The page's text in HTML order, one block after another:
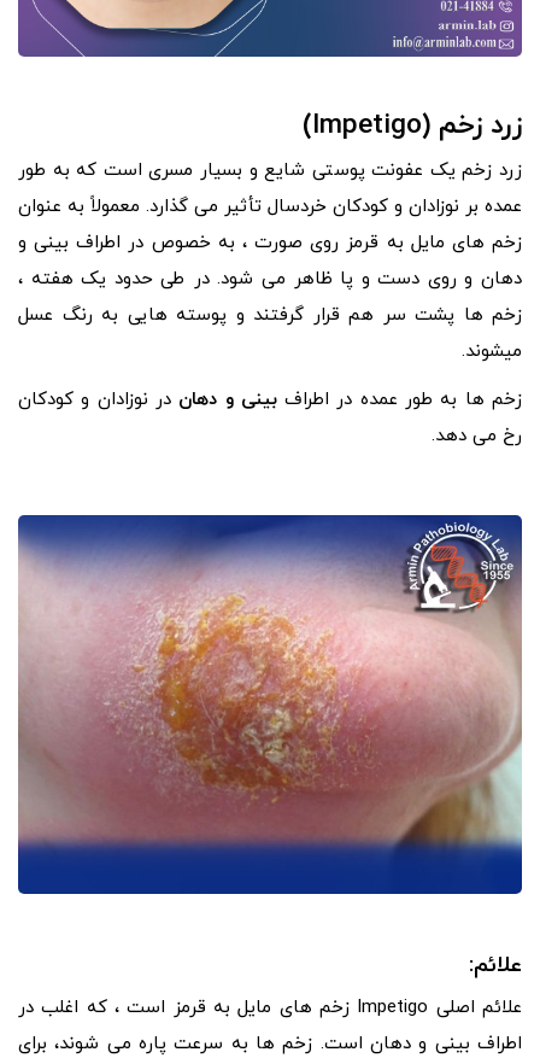
زرد زخم (Impetigo)
زرد زخم یک عفونت پوستی شایع و بسیار مسری است که به طور
عمده بر نوزادان و کودکان خردسال تأثیر می گذارد. معمولاً به عنوان
زخم های مایل به قرمز روی صورت ، به خصوص در اطراف بینی و
دهان و روی دست و پا ظاهر می شود. در طی حدود یک هفته ،
زخم ها پشت سر هم قرار گرفتند و پوسته هایی به رنگ عسل
میشوند.
زخم ها به طور عمده در اطرافبینی و دهان در نوزادان و کودکان
رخ می دهد.
علائم:
علائم اصلی Impetigo زخم های مایل به قرمز است ، که اغلب در
اطراف بینی و دهان است. زخم ها به سرعت پاره می شوند، برای